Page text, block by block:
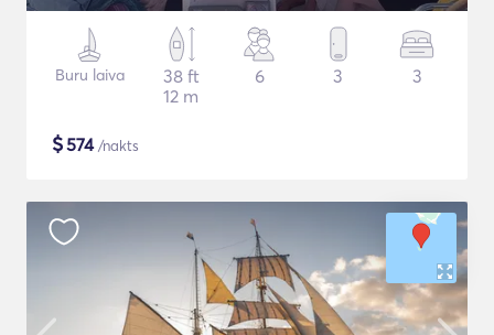
Buru laiva
38 ft
12 m
6 3 3
$574/nakts